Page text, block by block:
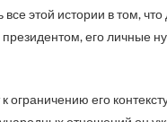
этой истории в том,
президентом, его
его